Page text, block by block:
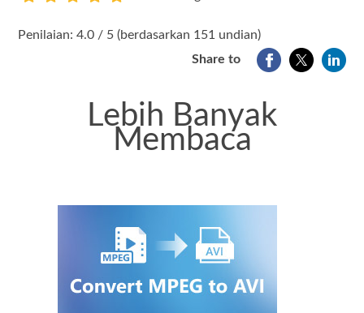
Penilaian: 4.0 / 5 (berdasarkan 151 undian)
Share to
Lebih Banyak
Membaca